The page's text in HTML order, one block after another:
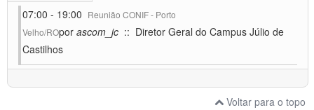
07:00 - 19:00 Reunião CONIF - Porto
Velho/ROpor ascom_jc :: Diretor Geral do Campus Júlio de
Castilhos
Voltar para o topo